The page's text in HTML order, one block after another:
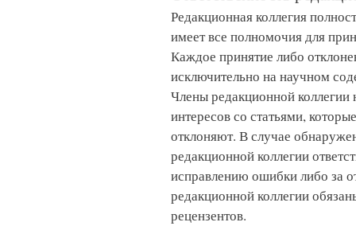
Редакционная коллегия
имеет все полномочия для
Каждое принятие либо
исключительно на научном
Члены редакционной
интересов со статьями,
отклоняют. В случае
редакционной коллегии
исправлению ошибки либо за
редакционной коллегии
рецензентов.